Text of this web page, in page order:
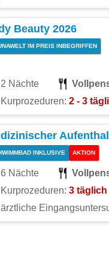
Beauty 2026
IM PREIS INBEGRIFFEN
2 Nächte
Kurprozeduren: 2 - 3
INKLUSIVE AKTION
6 Nächte
Kurprozeduren: 3 täglich
ärztliche